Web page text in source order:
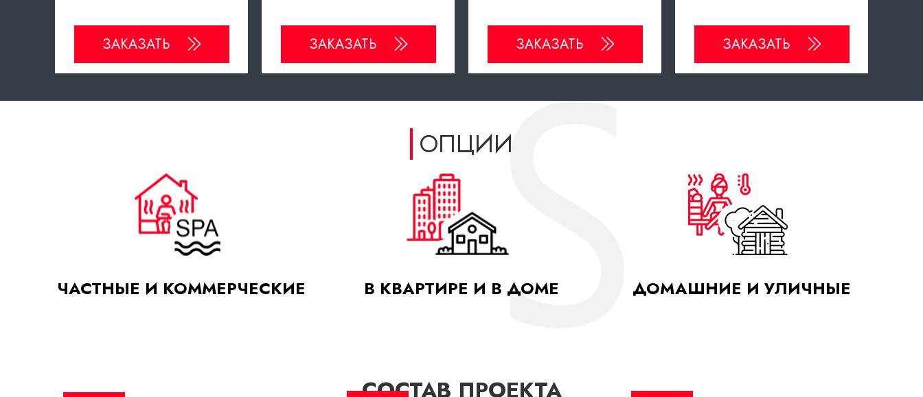
ЗАКАЗАТЬ ЗАКАЗАТЬ ЗАКАЗАТЬ ЗАКАЗАТЬ
ОПЦИИ
ЧАСТНЫЕ И КОММЕРЧЕСКИЕ В КВАРТИРЕ И В ДОМЕ ДОМАШНИЕ И УЛИЧНЫЕ
СОСТАВ ПРОЕКТА